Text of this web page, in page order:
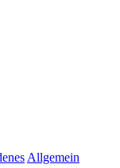
Allgemein